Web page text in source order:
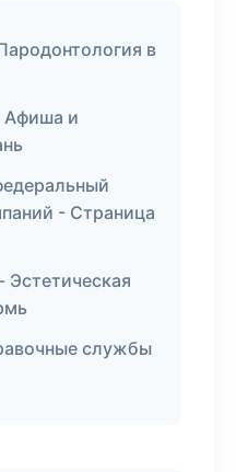
в
Афиша и
- Страница
службы